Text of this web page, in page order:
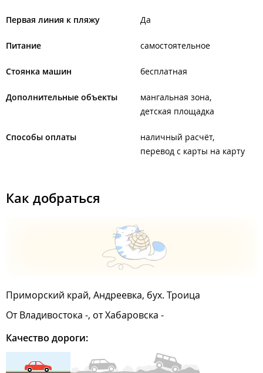
Первая линия к пляжу Да
Питание самостоятельное
Стоянка машин бесплатная
Дополнительные объекты
мангальная зона
детская площадка
Способы оплаты
наличный расчёт
перевод с карты на карту
Как добраться
Приморский край, Андреевка, бух. Троица
От Владивостока -, от Хабаровска -
Качество дороги: